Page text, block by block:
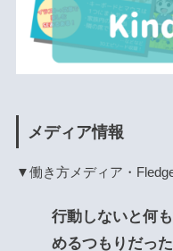
メディア情報
▼働き方メディア・
行動しないと何
めるつもりだっ